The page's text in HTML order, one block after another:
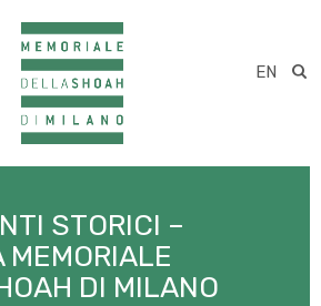
EN
STORICI –
MEMORIALE
DI MILANO